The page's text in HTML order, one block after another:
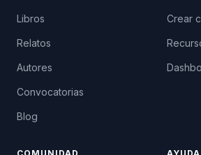
Libros
Relatos
Autores
Convocatorias
Blog
Crear